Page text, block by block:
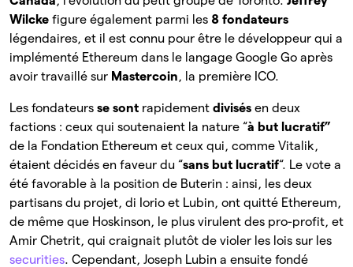
Wilcke figure également parmi les 8 fondateurs
légendaires, et il est connu pour être le développeur qui a
implémenté Ethereum dans le langage Google Go après
avoir travaillé sur Mastercoin, la première ICO.
Les fondateurs se sont rapidement divisés en deux
factions : ceux qui soutenaient la nature “à but lucratif”
de la Fondation Ethereum et ceux qui, comme Vitalik,
étaient décidés en faveur du “sans but lucratif“. Le vote a
été favorable à la position de Buterin : ainsi, les deux
partisans du projet, di Iorio et Lubin, ont quitté Ethereum,
de même que Hoskinson, le plus virulent des pro-profit, et
Amir Chetrit, qui craignait plutôt de violer les lois sur les
securities. Cependant, Joseph Lubin a ensuite fondé